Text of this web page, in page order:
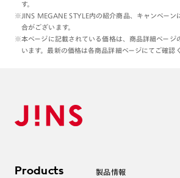
す。
※JINS MEGANE STYLE内の紹介商品、キャンペーン
合がございます。
※本ページに記載されている価格は、商品詳細ページ
います。最新の価格は各商品詳細ページにてご確認
Products 製品情報